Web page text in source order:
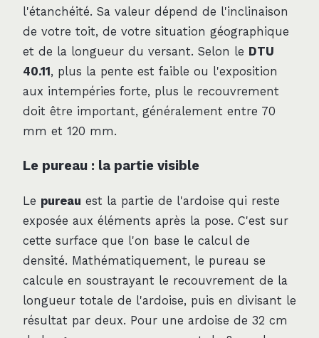
l'étanchéité. Sa valeur dépend de l'inclinaison
de votre toit, de votre situation géographique
et de la longueur du versant. Selon le DTU
40.11, plus la pente est faible ou l'exposition
aux intempéries forte, plus le recouvrement
doit être important, généralement entre 70
mm et 120 mm.
Le pureau : la partie visible
Le pureau est la partie de l'ardoise qui reste
exposée aux éléments après la pose. C'est sur
cette surface que l'on base le calcul de
densité. Mathématiquement, le pureau se
calcule en soustrayant le recouvrement de la
longueur totale de l'ardoise, puis en divisant le
résultat par deux. Pour une ardoise de 32 cm